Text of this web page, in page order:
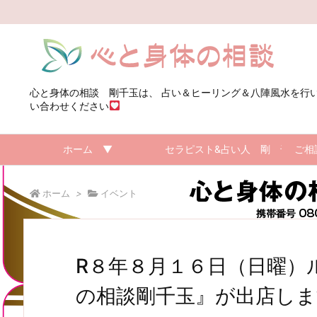
心と身体の相談 剛千玉は、 占い＆ヒーリング＆八陣風水を行
い合わせください
ホーム ▼ セラピスト&占い人 剛 千玉の
ご
ホーム > イベント
R８年８月１６日（日曜
の相談剛千玉』が出店し